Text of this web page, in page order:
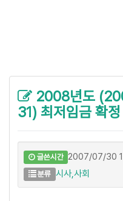
2008년도
31) 최저임금 확정
글쓴시간 2007/07/30
분류 시사,사회